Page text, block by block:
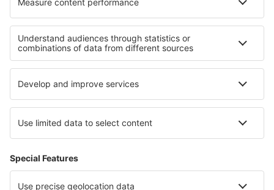
Integritetspolicy
Support och kontakt
Integritet
Länder